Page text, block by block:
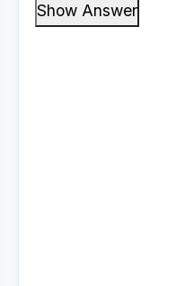
Show Answer